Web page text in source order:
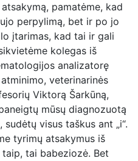
pamatėme, kad
perpylimą, bet ir po jo
įtarimas, kad tai ir gali
kolegas iš
analizatorę
veterinarinės
Viktorą Šarkūną,
mūsų diagnozuotą
visus taškus ant „i“.
tyrimų atsakymus iš
tai babeziozė. Bet